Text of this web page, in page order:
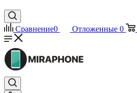
Сравнение0 Отложенные 0